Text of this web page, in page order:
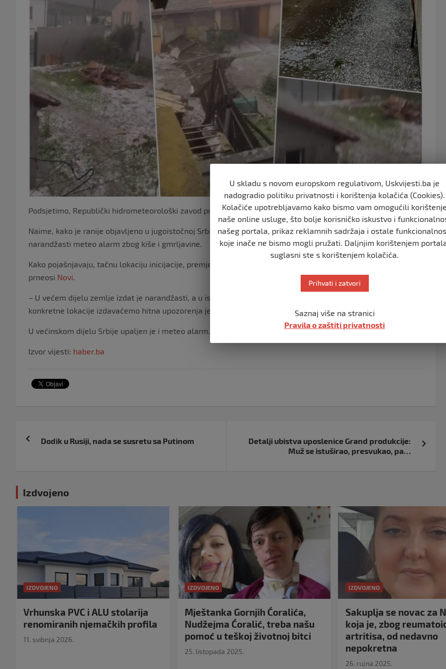
o
o
k
Podsjetimo, Republički hidrometeorološki zavod predhodno je izdao upozorenje.
Naime, kako je ranije objavljeno u jugoistočnoj Srbiji, kao i na prostoru Kosova i Metohije danas je na snazi
narandžasti meteo alarm zbog kiše i gmrljavine.
Kako pojašnjavaju, tačnu lokaciju inicijacije, premještanja i jačine samih nepogoda je unaprijed teško odrediti,
prneosi Novi.
– U većem dijelu zemlje izdat je narandžasti, a u istočnoj Srbiji crveni (najviši) stepen upozorenja. Za
konkretne lokacije izdavaćemo hitna upozorenja jedan do dva časa unaprijed.
U većinskom dijelu Srbije upaljen je i meteo alarm.
Izvor vijesti: haber.ba
Navigacija
Dodik u Rusiji, nada se susretu sa Putinom
Detalji ubistva uposlenice Grand produkcije:
Muž se istuširao, presvukao, pa…
Izdvojeno
IZDVOJENO
Vrhunska PVC i ALU stolarija
renomiranih njemačkih profila
11. svibnja 2026.
IZDVOJENO
Mještanka Gornjih Ćoralića,
Nudžejma Ćoralić, treba našu
pomoć u teškoj životnoj bitci
25. listopada 2025.
IZDVOJENO
Sakuplja se novac za
koja je, zbog
artritisa, od nedavno
nepokretna
26. rujna 2025.
U skladu s novom europskom regulativom, Uskvijesti.ba je
nadogradio politiku privatnosti i korištenja kolačića (Cookies).
Kolačiće upotrebljavamo kako bismo vam omogućili
naše online usluge, što bolje korisničko iskustvo i
našeg portala, prikaz reklamnih sadržaja i ostale
koje inače ne bismo mogli pružati. Daljnjim korištenjem
suglasni ste s korištenjem kolačića.
Prihvati i zatvori
Saznaj više na stranici
Pravila o zaštiti privatnosti